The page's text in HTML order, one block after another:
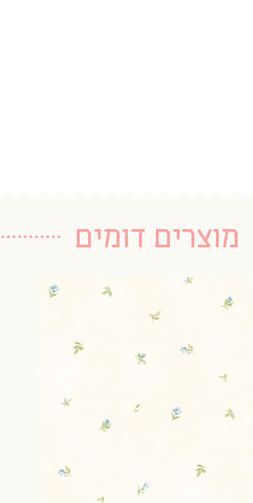
מוצרים דומים